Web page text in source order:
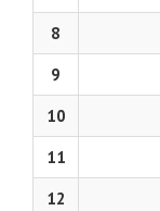
8
9
10
11
12